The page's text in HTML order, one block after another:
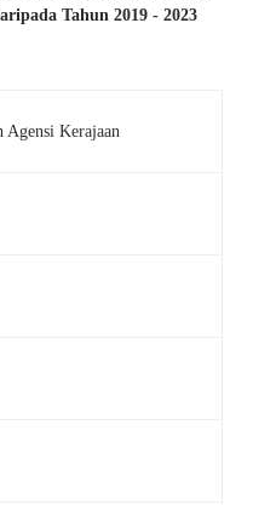
Tahun 2019 - 2023
Agensi Kerajaan